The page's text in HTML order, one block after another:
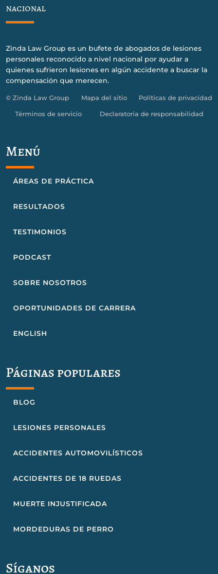
nacional
Zinda Law Group es un bufete de abogados de lesiones
personales reconocido a nivel nacional por ayudar a
quienes sufrieron lesiones en algún accidente a buscar la
compensación que merecen.
© Zinda Law Group Mapa del sitio Políticas de privacidad
Términos de servicio Declaratoria de responsabilidad
Menú
ÁREAS DE PRÁCTICA
RESULTADOS
TESTIMONIOS
PODCAST
SOBRE NOSOTROS
OPORTUNIDADES DE CARRERA
ENGLISH
Páginas populares
BLOG
LESIONES PERSONALES
ACCIDENTES AUTOMOVILÍSTICOS
ACCIDENTES DE 18 RUEDAS
MUERTE INJUSTIFICADA
MORDEDURAS DE PERRO
Síganos